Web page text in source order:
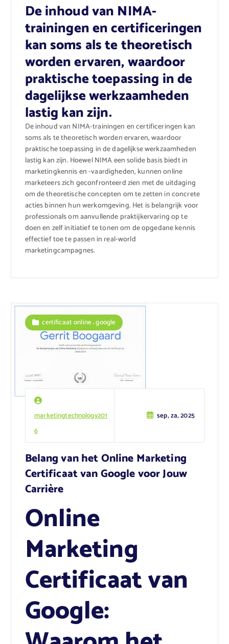
De inhoud van NIMA-
trainingen en certificeringen
kan soms als te theoretisch
worden ervaren, waardoor
praktische toepassing in de
dagelijkse werkzaamheden
lastig kan zijn.
De inhoud van NIMA-trainingen en certificeringen kan
soms als te theoretisch worden ervaren, waardoor
praktische toepassing in de dagelijkse werkzaamheden
lastig kan zijn. Hoewel NIMA een solide basis biedt in
marketingkennis en -vaardigheden, kunnen online
marketeers zich geconfronteerd zien met de uitdaging
om de theoretische concepten om te zetten in concrete
acties binnen hun werkomgeving. Het is belangrijk voor
professionals om aanvullende praktijkervaring op te
doen en zelf initiatief te tonen om de opgedane kennis
effectief toe te passen in real-world
marketingcampagnes.
marketingtechnology201
6
sep, za, 2025
certificaat online,google
Belang van het Online Marketing
Certificaat van Google voor Jouw
Carrière
Online
Marketing
Certificaat van
Google: